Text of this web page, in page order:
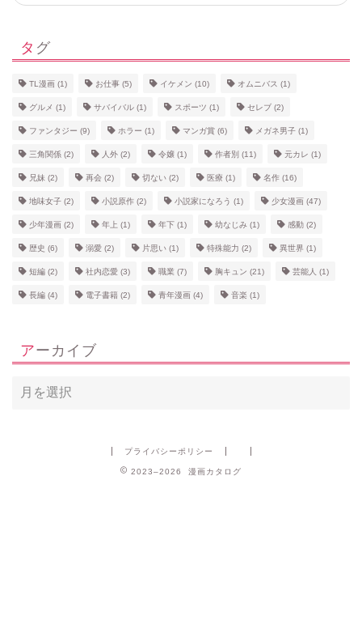
タグ
TL漫画 (1) お仕事 (5) イケメン (10) オムニバス (1)
グルメ (1) サバイバル (1) スポーツ (1) セレブ (2)
ファンタジー (9) ホラー (1) マンガ賞 (6) メガネ男子 (1)
三角関係 (2) 人外 (2) 令嬢 (1) 作者別 (11) 元カレ (1)
兄妹 (2) 再会 (2) 切ない (2) 医療 (1) 名作 (16)
地味女子 (2) 小説原作 (2) 小説家になろう (1) 少女漫画 (47)
少年漫画 (2) 年上 (1) 年下 (1) 幼なじみ (1) 感動 (2)
歴史 (6) 溺愛 (2) 片思い (1) 特殊能力 (2) 異世界 (1)
短編 (2) 社内恋愛 (3) 職業 (7) 胸キュン (21) 芸能人 (1)
長編 (4) 電子書籍 (2) 青年漫画 (4) 音楽 (1)
アーカイブ
プライバシーポリシー
2023–2026 漫画カタログ